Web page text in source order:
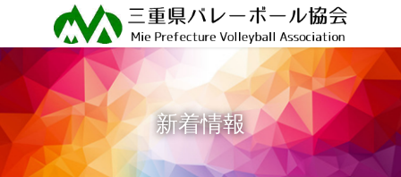
テ
ン
ツ
動
ゲ
ー
シ
に
新着情報